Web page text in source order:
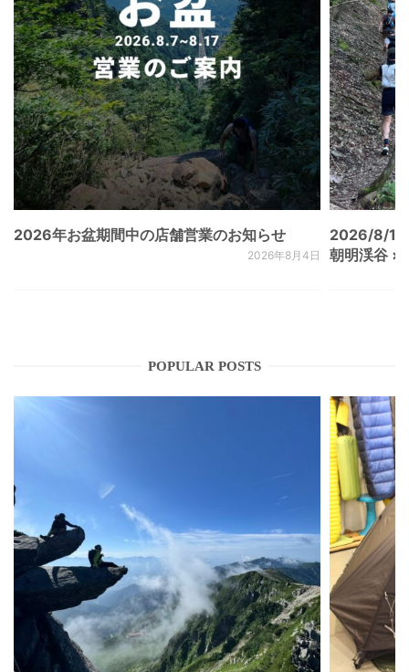
2026年お盆期間中の店舗営業のお知らせ
2026年8月4日
2026/8/
朝明渓谷 ×
POPULAR POSTS